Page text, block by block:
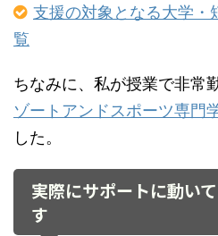
支援の対象となる大学・
覧
ちなみに、私が授業で非常
ゾートアンドスポーツ専門
した。
実際にサポートに動い
す